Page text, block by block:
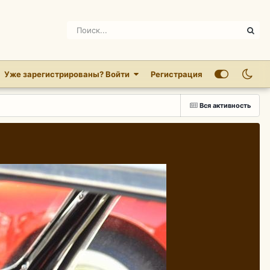
Уже зарегистрированы? Войти Регистрация
Вся активность